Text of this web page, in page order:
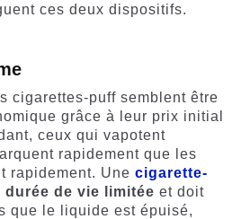
ces deux dispositifs.
cigarettes-puff semblent être
grâce à leur prix initial
ceux qui vapotent
rapidement que les
rapidement. Une cigarette-
durée de vie limitée et doit
que le liquide est épuisé,